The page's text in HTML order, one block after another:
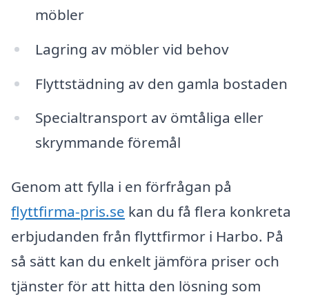
möbler
Lagring av möbler vid behov
Flyttstädning av den gamla bostaden
Specialtransport av ömtåliga eller
skrymmande föremål
Genom att fylla i en förfrågan på
flyttfirma-pris.se kan du få flera konkreta
erbjudanden från flyttfirmor i Harbo. På
så sätt kan du enkelt jämföra priser och
tjänster för att hitta den lösning som